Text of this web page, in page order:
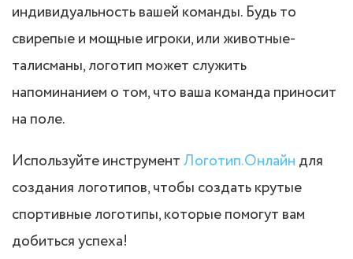
индивидуальность вашей команды. Будь то
свирепые и мощные игроки, или животные-
талисманы, логотип может служить
напоминанием о том, что ваша команда приносит
на поле.
Используйте инструментЛоготип.Онлайн для
создания логотипов, чтобы создать крутые
спортивные логотипы, которые помогут вам
добиться успеха!